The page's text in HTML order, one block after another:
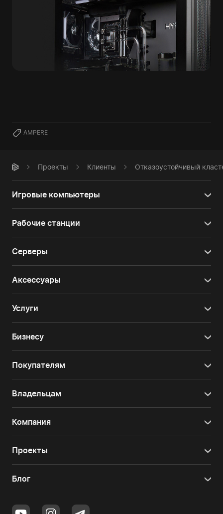
AMPERE
Проекты Клиенты Отказоустойчивый
Игровые компьютеры
Рабочие станции
Серверы
Аксессуары
Услуги
Бизнесу
Покупателям
Владельцам
Компания
Проекты
Блог